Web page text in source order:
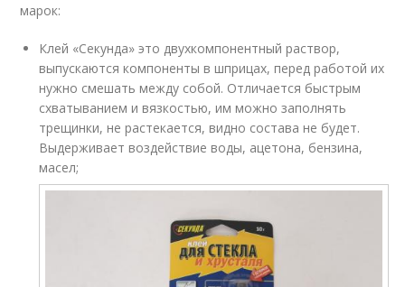
марок:
Клей «Секунда» это двухкомпонентный раствор,
выпускаются компоненты в шприцах, перед работой их
нужно смешать между собой. Отличается быстрым
схватыванием и вязкостью, им можно заполнять
трещинки, не растекается, видно состава не будет.
Выдерживает воздействие воды, ацетона, бензина,
масел;